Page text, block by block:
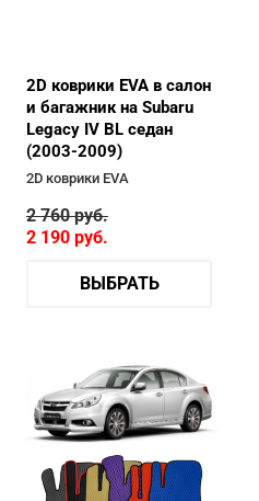
2D коврики EVA в салон
и багажник на Subaru
Legacy IV BL седан
(2003-2009)
2D коврики EVA
2 760руб.
2 190 руб.
ВЫБРАТЬ